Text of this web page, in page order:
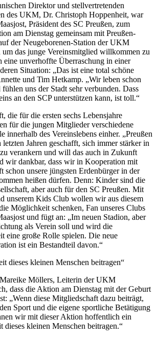
Direktor und stellvertretenden
des UKM, Dr. Christoph Hoppenheit, war
Präsident des SC Preußen, zum
am Dienstag gemeinsam mit Preußen-
der Neugeborenen-Station der UKM
das junge Vereinsmitglied willkommen zu
eine unverhoffte Überraschung in einer
Situation: „Das ist eine total schöne
und Tim Hetkamp. „Wir leben schon
uns der Stadt sehr verbunden. Dass
an den SCP unterstützen kann, ist toll.“
die für die ersten sechs Lebensjahre
für die jungen Mitglieder verschiedene
innerhalb des Vereinslebens einher. „Preußen
Jahren geschafft, sich immer stärker in
verankern und will das auch in Zukunft
wir dankbar, dass wir in Kooperation mit
unsere jüngsten Erdenbürger in der
heißen dürfen. Denn: Kinder sind die
aber auch für den SC Preußen. Mit
unserem Kids Club wollen wir aus diesem
Möglichkeit schenken, Fan unseres Clubs
und fügt an: „Im neuen Stadion, aber
als Verein soll und wird die
eine große Rolle spielen. Die neue
ist ein Bestandteil davon.“
dieses kleinen Menschen beitragen“
Möllers, Leiterin der UKM
dass die Aktion am Dienstag mit der Geburt
„Wenn diese Mitgliedschaft dazu beiträgt,
Sport und die eigene sportliche Betätigung
wir mit dieser Aktion hoffentlich ein
dieses kleinen Menschen beitragen.“